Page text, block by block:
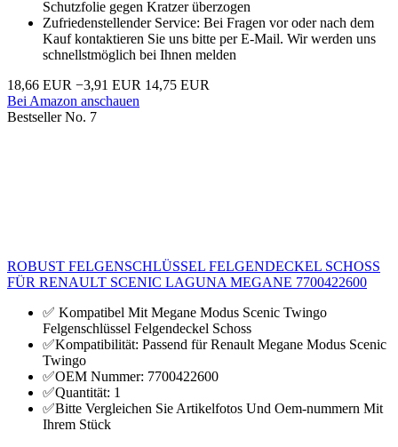
Schutzfolie gegen Kratzer überzogen
Zufriedenstellender Service: Bei Fragen vor oder nach dem
Kauf kontaktieren Sie uns bitte per E-Mail. Wir werden uns
schnellstmöglich bei Ihnen melden
18,66 EUR −3,91 EUR 14,75 EUR
Bei Amazon anschauen
Bestseller No. 7
ROBUST FELGENSCHLÜSSEL FELGENDECKEL SCHOSS
FÜR RENAULT SCENIC LAGUNA MEGANE 7700422600
✅ Kompatibel Mit Megane Modus Scenic Twingo
Felgenschlüssel Felgendeckel Schoss
✅Kompatibilität: Passend für Renault Megane Modus Scenic
Twingo
✅OEM Nummer: 7700422600
✅Quantität: 1
✅Bitte Vergleichen Sie Artikelfotos Und Oem-nummern Mit
Ihrem Stück